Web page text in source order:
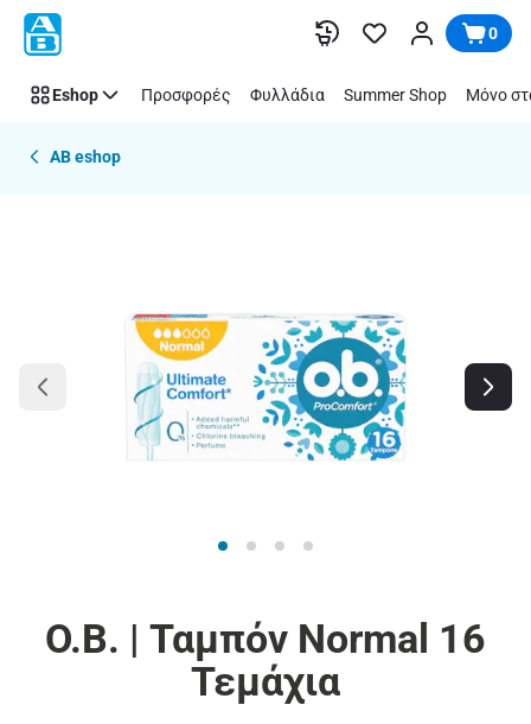
Παράλειψη 0
Eshop Προσφορές Φυλλάδια Summer Shop Μόνο
AB eshop
O.B. | Ταμπόν Normal 16
Τεμάχια